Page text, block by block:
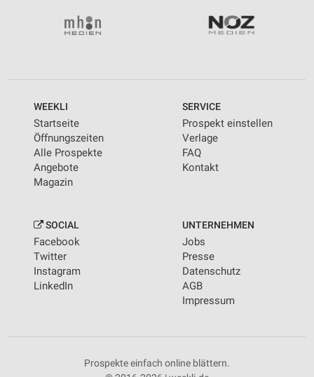
WEEKLI
Startseite
Öffnungszeiten
Alle Prospekte
Angebote
Magazin
SERVICE
Prospekt einstellen
Verlage
FAQ
Kontakt
SOCIAL
Facebook
Twitter
Instagram
LinkedIn
UNTERNEHMEN
Jobs
Presse
Datenschutz
AGB
Impressum
Prospekte einfach online blättern.